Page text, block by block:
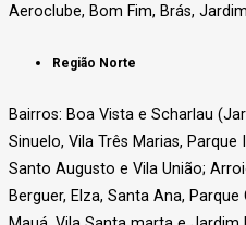
Aeroclube, Bom Fim, Brás,
Região Norte
Bairros: Boa Vista e Scharlau
Sinuelo, Vila Três Marias,
Santo Augusto e Vila União;
Berguer, Elza, Santa Ana,